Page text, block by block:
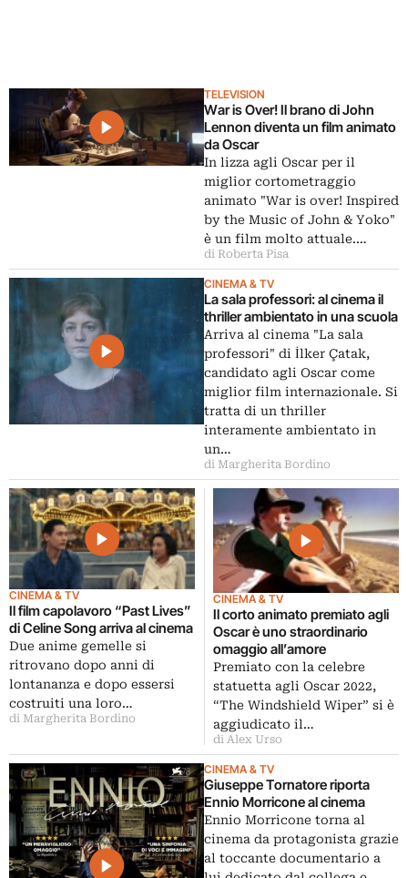
TELEVISION
War is Over! Il brano di John
Lennon diventa un film animato
da Oscar
In lizza agli Oscar per il
miglior cortometraggio
animato "War is over! Inspired
by the Music of John & Yoko"
è un film molto attuale.…
di Roberta Pisa
CINEMA & TV
La sala professori: al cinema il
thriller ambientato in una scuola
Arriva al cinema "La sala
professori" di İlker Çatak,
candidato agli Oscar come
miglior film internazionale. Si
tratta di un thriller
interamente ambientato in
un…
di Margherita Bordino
CINEMA & TV
Il film capolavoro “Past Lives”
di Celine Song arriva al cinema
Due anime gemelle si
ritrovano dopo anni di
lontananza e dopo essersi
costruiti una loro…
di Margherita Bordino
CINEMA & TV
Il corto animato premiato agli
Oscar è uno straordinario
omaggio all’amore
Premiato con la celebre
statuetta agli Oscar 2022,
“The Windshield Wiper” si è
aggiudicato il…
di Alex Urso
CINEMA & TV
Giuseppe Tornatore riporta
Ennio Morricone al cinema
Ennio Morricone torna al
cinema da protagonista grazie
al toccante documentario a